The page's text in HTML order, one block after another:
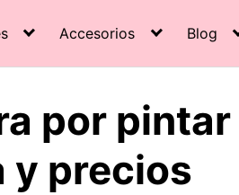
Accesorios Blog
por pintar
y precios